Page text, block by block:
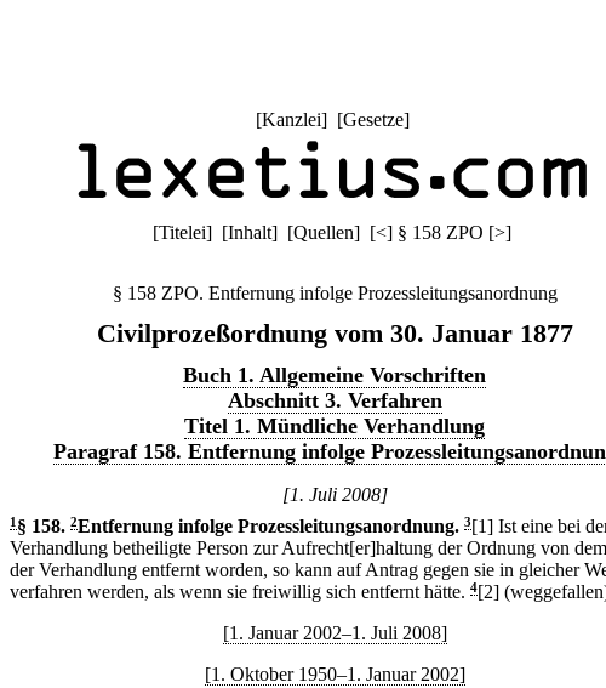
[Kanzlei] [Gesetze]
[Titelei] [Inhalt] [Quellen] [<] § 158 ZPO [>]
§ 158 ZPO. Entfernung infolge Prozessleitungsanordnung
Civilprozeßordnung vom 30. Januar 1877
Buch 1. Allgemeine Vorschriften
Abschnitt 3. Verfahren
Titel 1. Mündliche Verhandlung
Paragraf 158. Entfernung infolge
[1. Juli 2008]
1 § 158. 2Entfernung infolge Prozessleitungsanordnung. 3[1] Ist eine bei
Verhandlung betheiligte Person zur Aufrecht[er]haltung der Ordnung von
der Verhandlung entfernt worden, so kann auf Antrag gegen sie in gleicher
verfahren werden, als wenn sie freiwillig sich entfernt hätte. 4[2]
[1. Januar 2002–1. Juli 2008]
[1. Oktober 1950–1. Januar 2002]